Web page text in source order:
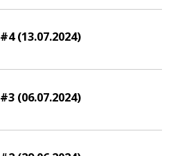
(13.07.2024)
(06.07.2024)